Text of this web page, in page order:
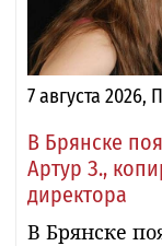
7 августа 2026,
В Брянске
Артур З.,
директора
В Брянске